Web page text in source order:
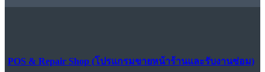
POS & Repair Shop (โปรแกรมขายหน้าร้านและรับงานซ่อม)